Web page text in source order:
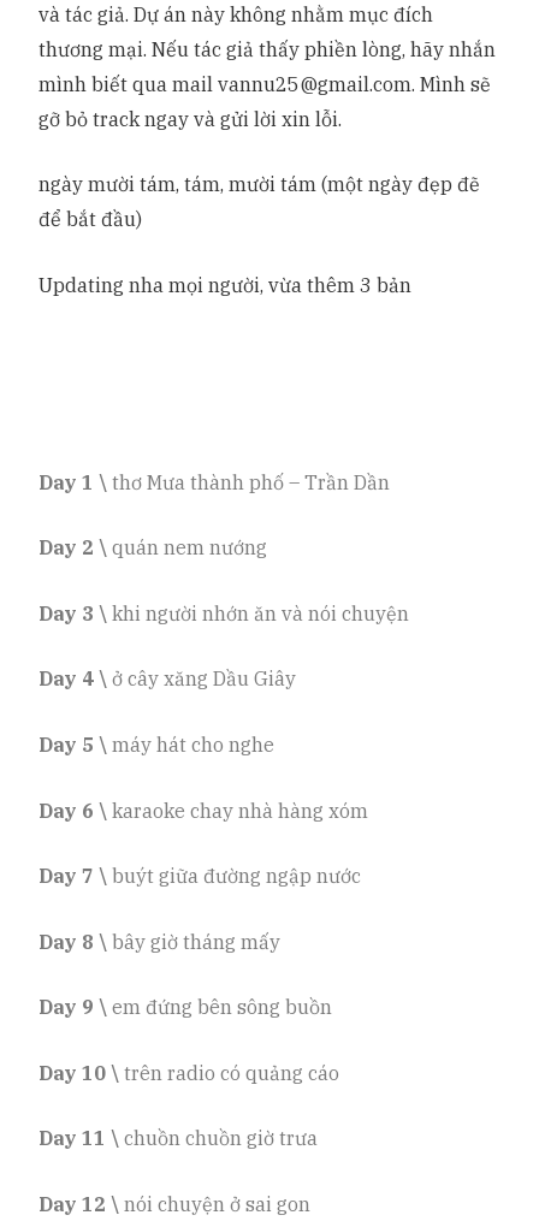
và tác giả. Dự án này không nhằm mục đích
thương mại. Nếu tác giả thấy phiền lòng, hãy nhắn
mình biết qua mailvannu25@gmail.com. Mình sẽ
gỡ bỏ track ngay và gửi lời xin lỗi.
ngày mười tám, tám, mười tám (một ngày đẹp đẽ
để bắt đầu)
Updating nha mọi người, vừa thêm 3 bản
Day 1 \ thơ Mưa thành phố – Trần Dần
Day 2 \ quán nem nướng
Day 3 \khi người nhớn ăn và nói chuyện
Day 4 \ ở cây xăng Dầu Giây
Day 5 \máy hát cho nghe
Day 6 \karaoke chay nhà hàng xóm
Day 7 \ buýt giữa đường ngập nước
Day 8 \ bây giờ tháng mấy
Day 9 \ em đứng bên sông buồn
Day 10 \ trên radio có quảng cáo
Day 11 \ chuồn chuồn giờ trưa
Day 12 \ nói chuyện ở sai gon